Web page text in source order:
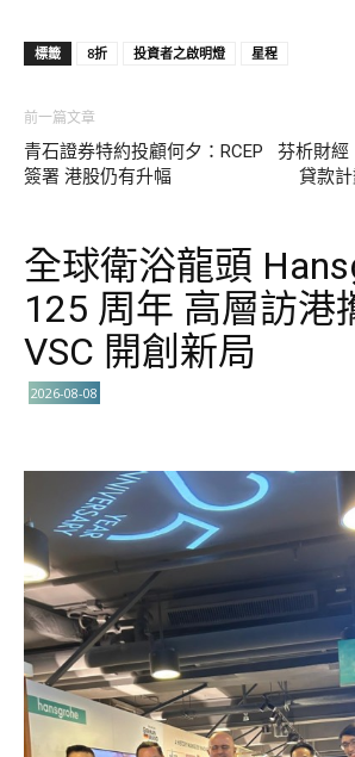
標籤 8折 投資者之啟明燈 星程
前一篇文章
青石證券特約投顧何夕：RCEP
簽署 港股仍有升幅
芬析財
貸款
全球衛浴龍頭
125 周年 高層訪港
VSC 開創新局
2026-08-08